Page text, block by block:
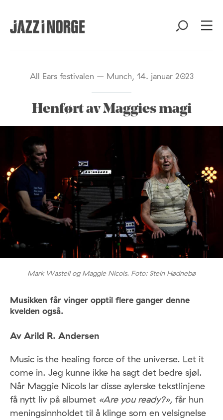
All Ears festivalen – Munch, 14. januar 2023
Henført av Maggies magi
Mark Wastell og Maggie Nicols. Foto: Stein Hødnebø
Musikken får vinger opptil flere ganger denne
kvelden også.
Av Arild R. Andersen
Music is the healing force of the universe. Let it
come in. Jeg kunne ikke ha sagt det bedre sjøl.
Når Maggie Nicols lar disse aylerske tekstlinjene
få nytt liv på albumet «Are you ready?», får hun
meningsinnholdet til å klinge som en velsignelse